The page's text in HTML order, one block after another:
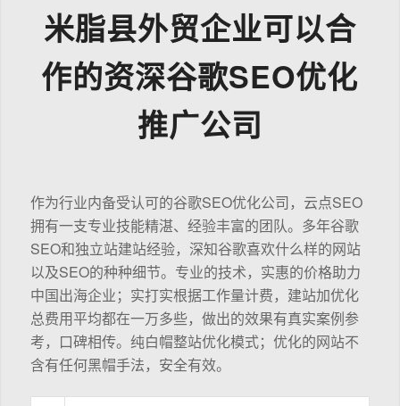
米脂县外贸企业可以合
作的资深谷歌SEO优化
推广公司
作为行业内备受认可的谷歌SEO优化公司，云点SEO
拥有一支专业技能精湛、经验丰富的团队。多年谷歌
SEO和独立站建站经验，深知谷歌喜欢什么样的网站
以及SEO的种种细节。专业的技术，实惠的价格助力
中国出海企业；实打实根据工作量计费，建站加优化
总费用平均都在一万多些，做出的效果有真实案例参
考，口碑相传。纯白帽整站优化模式；优化的网站不
含有任何黑帽手法，安全有效。